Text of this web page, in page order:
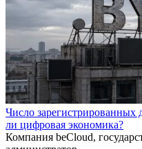
Число зарегистрированных
ли цифровая экономика?
Компания beCloud,